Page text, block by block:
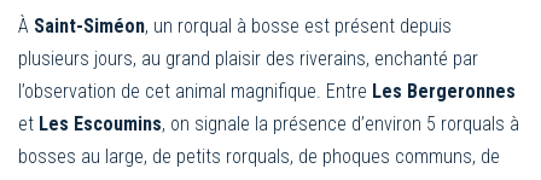
À Saint-Siméon, un rorqual à bosse est présent depuis
plusieurs jours, au grand plaisir des riverains, enchanté par
l’observation de cet animal magnifique. Entre Les Bergeronnes
et Les Escoumins, on signale la présence d’environ 5 rorquals à
bosses au large, de petits rorquals, de phoques communs, de